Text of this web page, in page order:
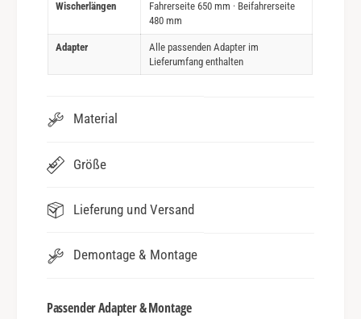
Wischerlängen
Fahrerseite 650 mm · Beifahrerseite
480 mm
Adapter
Alle passenden Adapter im
Lieferumfang enthalten
Material
Größe
Lieferung und Versand
Demontage & Montage
Passender Adapter & Montage